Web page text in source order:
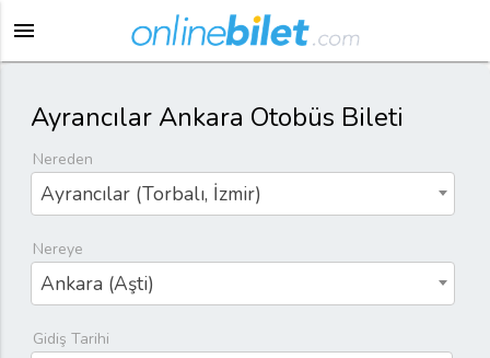
menu
Ayrancılar Ankara Otobüs Bileti
Nereden
Ayrancılar (Torbalı, İzmir)
Nereye
Ankara (Aşti)
Gidiş Tarihi